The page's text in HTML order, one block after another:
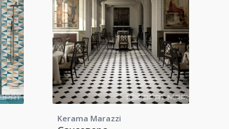
Kerama Marazzi